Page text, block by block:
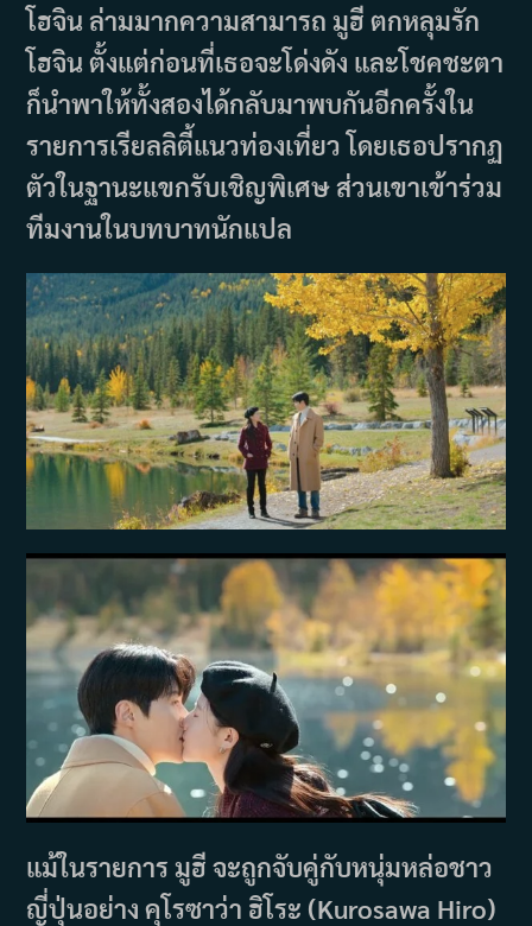
โฮจิน ล่ามมากความสามารถ มูฮี ตกหลุมรัก
โฮจิน ตั้งแต่ก่อนที่เธอจะโด่งดัง และโชคชะตา
ก็นำพาให้ทั้งสองได้กลับมาพบกันอีกครั้งใน
รายการเรียลลิตี้แนวท่องเที่ยว โดยเธอปรากฏ
ตัวในฐานะแขกรับเชิญพิเศษ ส่วนเขาเข้าร่วม
ทีมงานในบทบาทนักแปล
แม้ในรายการ มูฮี จะถูกจับคู่กับหนุ่มหล่อชาว
ญี่ปุ่นอย่าง คุโรซาว่า ฮิโระ (Kurosawa Hiro)